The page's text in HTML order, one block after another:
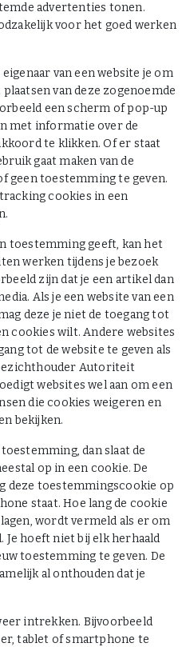
advertenties tonen.
voor het goed werken
van een website je om
van deze zogenoemde
een scherm of pop-up
met informatie over de
te klikken. Of er staat
gaat maken van de
geen toestemming te geven.
cookies in een
toestemming geeft, kan het
werken tijdens je bezoek
zijn dat je een artikel dan
Als je een website van een
deze je niet de toegang tot
cookies wilt. Andere websites
tot de website te geven als
Autoriteit
websites wel aan om een
die cookies weigeren en
bekijken.
dan slaat de
op in een cookie. De
deze toestemmingscookie op
staat. Hoe lang de cookie
wordt vermeld als er om
hoeft niet bij elk herhaald
toestemming te geven. De
al onthouden dat je
intrekken. Bijvoorbeeld
tablet of smartphone te